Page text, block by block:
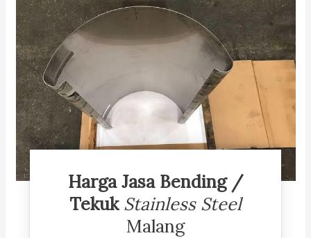
Harga Jasa Bending /
Tekuk Stainless Steel
Malang